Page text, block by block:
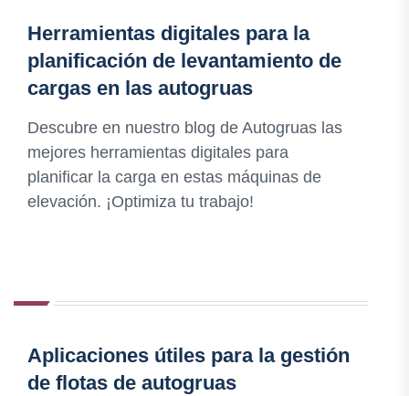
Herramientas digitales para la
planificación de levantamiento de
cargas en las autogruas
Descubre en nuestro blog de Autogruas las
mejores herramientas digitales para
planificar la carga en estas máquinas de
elevación. ¡Optimiza tu trabajo!
Aplicaciones útiles para la gestión
de flotas de autogruas